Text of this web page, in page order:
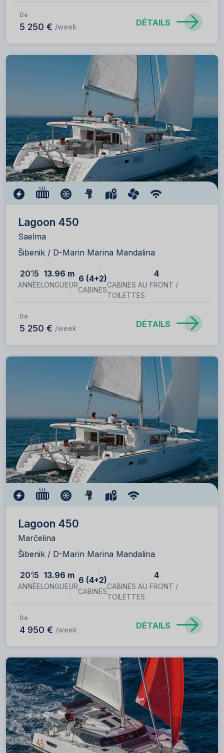
De
5 250 € /week DÉTAILS
Lagoon 450
Saelma
Šibenik / D-Marin Marina Mandalina
2015
ANNÉE
13.96 m
LONGUEUR
6 (4+2)
CABINES
4
CABINES AU FRONT /
TOILETTES
De
5 250 € /week DÉTAILS
Lagoon 450
Marčelina
Šibenik / D-Marin Marina Mandalina
2015
ANNÉE
13.96 m
LONGUEUR
6 (4+2)
CABINES
4
CABINES AU FRONT /
TOILETTES
De
4 950 € /week DÉTAILS